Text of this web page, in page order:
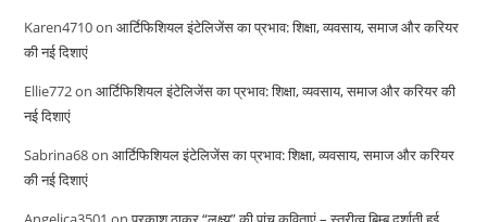
Karen4710onआर्टिफिशियल इंटेलिजेंस का प्रभाव: शिक्षा, व्यवसाय, समाज और करियर
की नई दिशाएं
Ellie772onआर्टिफिशियल इंटेलिजेंस का प्रभाव: शिक्षा, व्यवसाय, समाज और करियर की
नई दिशाएं
Sabrina68onआर्टिफिशियल इंटेलिजेंस का प्रभाव: शिक्षा, व्यवसाय, समाज और करियर
की नई दिशाएं